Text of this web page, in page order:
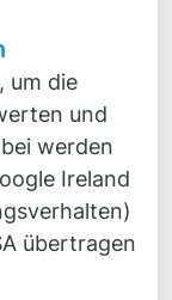
um die
und
werden
Ireland
übertragen